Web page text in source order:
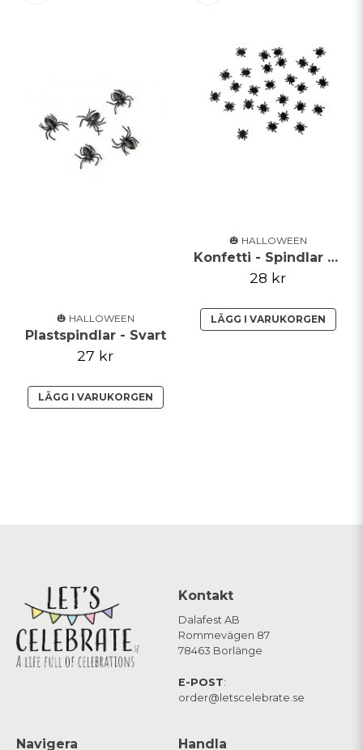
🎃 HALLOWEEN
Plastspindlar - Svart
27 kr
LÄGG I VARUKORGEN
🎃 HALLOWEEN
Konfetti - Spindlar - Svarta
28 kr
LÄGG I VARUKORGEN
Kontakt
Dalafest AB
Rommevägen 87
78463 Borlänge
E-POST:
order@letscelebrate.se
Navigera Handla